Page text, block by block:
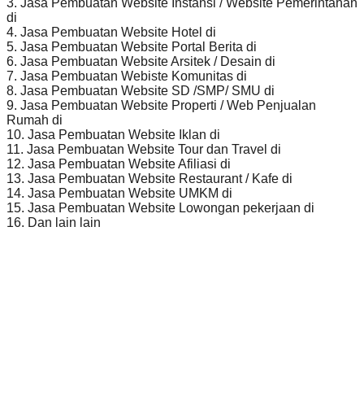
3. Jasa Pembuatan Website Instansi / Website Pemerintahan
di
4. Jasa Pembuatan Website Hotel di
5. Jasa Pembuatan Website Portal Berita di
6. Jasa Pembuatan Website Arsitek / Desain di
7. Jasa Pembuatan Webiste Komunitas di
8. Jasa Pembuatan Website SD /SMP/ SMU di
9. Jasa Pembuatan Website Properti / Web Penjualan
Rumah di
10. Jasa Pembuatan Website Iklan di
11. Jasa Pembuatan Website Tour dan Travel di
12. Jasa Pembuatan Website Afiliasi di
13. Jasa Pembuatan Website Restaurant / Kafe di
14. Jasa Pembuatan Website UMKM di
15. Jasa Pembuatan Website Lowongan pekerjaan di
16. Dan lain lain